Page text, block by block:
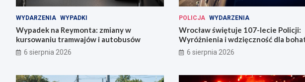
WYDARZENIA WYPADKI
Wypadek na Reymonta: zmiany w
kursowaniu tramwajów i autobusów
6 sierpnia 2026
POLICJA WYDARZENIA
Wrocław świętuje 107-lecie Policji:
Wyróżnienia i wdzięczność dla
codzienności
6 sierpnia 2026